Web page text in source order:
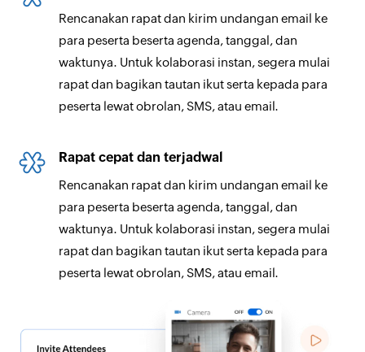
Rapat cepat dan terjadwal
Rencanakan rapat dan kirim undangan email ke
para peserta beserta agenda, tanggal, dan
waktunya. Untuk kolaborasi instan, segera mulai
rapat dan bagikan tautan ikut serta kepada para
peserta lewat obrolan, SMS, atau email.
Rencanakan rapat dan kirim undangan email ke
para peserta beserta agenda, tanggal, dan
waktunya. Untuk kolaborasi instan, segera mulai
rapat dan bagikan tautan ikut serta kepada para
peserta lewat obrolan, SMS, atau email.